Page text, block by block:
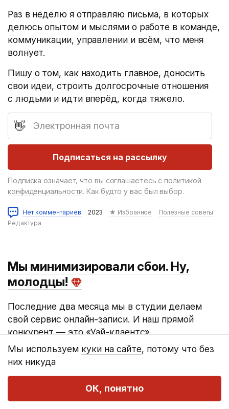
Мы используем куки на сайте, потому что без
них никуда
ОК, понятно
Раз в неделю я отправляю письма, в которых
делюсь опытом и мыслями о работе в команде,
коммуникации, управлении и всём, что меня
волнует.
Пишу о том, как находить главное, доносить
свои идеи, строить долгосрочные отношения
с людьми и идти вперёд, когда тяжело.
E-mail
Подписка означает, что вы соглашаетесь с политикой
конфиденциальности. Как будто у вас был выбор.
Нет комментариев 2023 ★ Избранное
Полезные советы
Редактура
Мы минимизировали сбои. Ну,
молодцы!
Последние два месяца мы в студии делаем
свой сервис онлайн-записи. И наш прямой
конкурент — это «Уай-клаентс»…
Нет комментариев 2023 Дизайн
Платные посты
Редактура
После того, как